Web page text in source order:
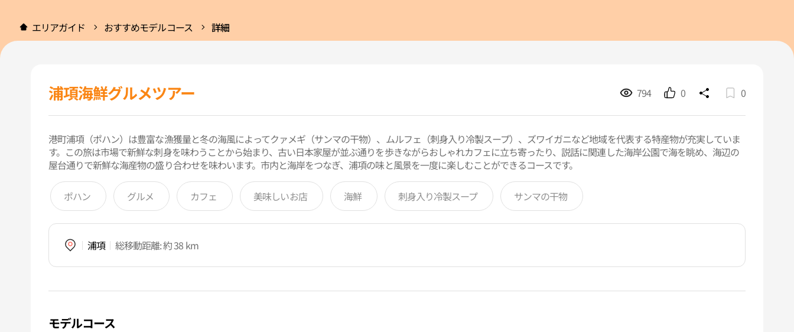
エリアガイド おすすめモデルコース 詳細
浦項海鮮グルメツアー 794 0 0
港町浦項（ポハン）は豊富な漁獲量と冬の海風によってクァメギ（サンマの干物）、ムルフェ（刺身入り冷製スープ）、ズワイガニなど地域を代表する特産物が充実していま
す。この旅は市場で新鮮な刺身を味わうことから始まり、古い日本家屋が並ぶ通りを歩きながらおしゃれカフェに立ち寄ったり、説話に関連した海岸公園で海を眺め、海辺の
屋台通りで新鮮な海産物の盛り合わせを味わいます。市内と海岸をつなぎ、浦項の味と風景を一度に楽しむことができるコースです。
ポハン グルメ カフェ 美味しいお店 海鮮 刺身入り冷製スープ サンマの干物
浦項 総移動距離: 約 38 km
モデルコース